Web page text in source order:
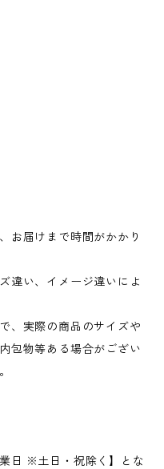
お届けまで時間がかかり
違い、イメージ違いによ
、実際の商品のサイズや
包物等ある場合がござい
日 ※土日・祝除く】とな